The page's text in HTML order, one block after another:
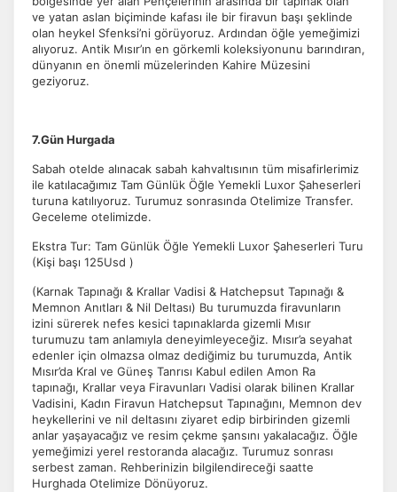
ÇEREZ KULLANIM AYARLARINIZ
Daha fazla bilgi için
Zorunlu Çerezler
gereklidir. Bu çerezler olmadan site düzgün çalışmaz ve
devre dışı bırakılamaz.
İstatistik Çerezleri
Ziyaretçilerin siteyi nasıl kullandığını anonim olarak
ölçeriz. Hangi sayfaların popüler olduğunu ve
kullanıcıların nerede zorluk yaşadığını anlamamıza
yardımcı olur.
ve yatan aslan biçiminde kafası ile bir firavun başı şeklinde
olan heykel Sfenksi’ni görüyoruz. Ardından öğle yemeğimizi
alıyoruz. Antik Mısır’ın en görkemli koleksiyonunu barındıran,
dünyanın en önemli müzelerinden Kahire Müzesini
geziyoruz.
7.Gün Hurgada
Sabah otelde alınacak sabah kahvaltısının tüm misafirlerimiz
ile katılacağımız Tam Günlük Öğle Yemekli Luxor Şaheserleri
turuna katılıyoruz. Turumuz sonrasında Otelimize Transfer.
Geceleme otelimizde.
Ekstra Tur: Tam Günlük Öğle Yemekli Luxor Şaheserleri Turu
(Kişi başı 125Usd )
(Karnak Tapınağı & Krallar Vadisi & Hatchepsut Tapınağı &
Memnon Anıtları & Nil Deltası) Bu turumuzda firavunların
izini sürerek nefes kesici tapınaklarda gizemli Mısır
turumuzu tam anlamıyla deneyimleyeceğiz. Mısır’a seyahat
edenler için olmazsa olmaz dediğimiz bu turumuzda, Antik
Mısır’da Kral ve Güneş Tanrısı Kabul edilen Amon Ra
tapınağı, Krallar veya Firavunları Vadisi olarak bilinen Krallar
Vadisini, Kadın Firavun Hatchepsut Tapınağını, Memnon dev
heykellerini ve nil deltasını ziyaret edip birbirinden gizemli
anlar yaşayacağız ve resim çekme şansını yakalacağız. Öğle
yemeğimizi yerel restoranda alacağız. Turumuz sonrası
serbest zaman. Rehberinizin bilgilendireceği saatte
Hurghada Otelimize Dönüyoruz.